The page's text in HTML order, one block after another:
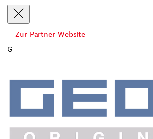
Zur Partner Website
G